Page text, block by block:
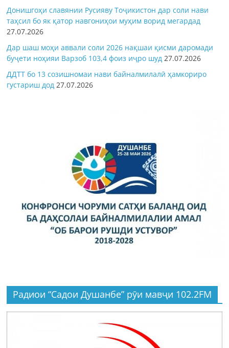
Донишгоҳи славянии Русияву Тоҷикистон дар соли нави
таҳсил бо як қатор навгониҳои муҳим ворид мегардад
27.07.2026
Дар шаш моҳи аввали соли 2026 нақшаи қисми даромади
буҷети ноҳияи Варзоб 103,4 фоиз иҷро шуд 27.07.2026
ДДТТ бо 13 созишномаи нави байналмилалӣ ҳамкориро
густариш дод 27.07.2026
Радиои “Садои Душанбе” рӯи мавҷи 102.2FM